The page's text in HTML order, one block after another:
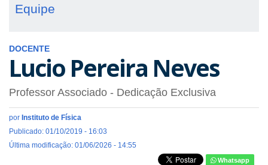
Equipe
DOCENTE
Lucio Pereira Neves
Professor Associado - Dedicação Exclusiva
por Instituto de Física
Publicado: 01/10/2019 - 16:03
Última modificação: 01/06/2026 - 14:55
Whatsapp